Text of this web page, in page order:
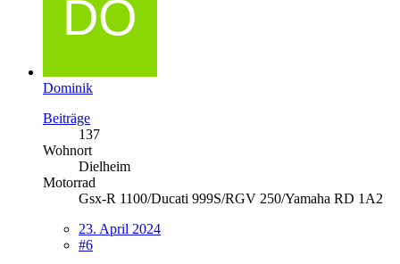
Dominik
Beiträge
137
Wohnort
Dielheim
Motorrad
Gsx-R 1100/Ducati 999S/RGV 250/Yamaha RD 1A2
23. April 2024
#6